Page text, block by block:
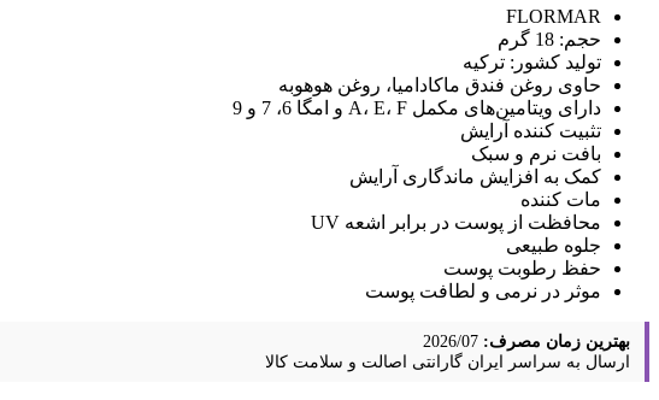
FLORMAR
حجم: 18 گرم
تولید کشور: ترکیه
حاوی روغن فندق ماكاداميا، روغن هوهوبه
دارای ويتامين‌های مكمل A، E، F و امگا 6، 7 و 9
تثبیت کننده آرایش
بافت نرم و سبک
کمک به افزایش ماندگاری آرایش
مات کننده
محافظت از پوست در برابر اشعه UV
جلوه طبیعی
حفظ رطوبت پوست
موثر در نرمی و لطافت پوست
بهترین زمان مصرف:
ارسال به سراسر ایران گارانتی اصالت و سلامت کالا